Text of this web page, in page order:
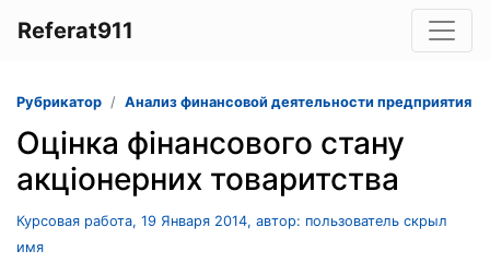
Referat911
Рубрикатор Анализ финансовой деятельности предприятия
Оцінка фінансового стану
акціонерних товаритства
Курсовая работа, 19 Января 2014, автор: пользователь скрыл
имя